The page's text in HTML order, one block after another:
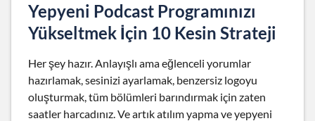
Yepyeni Podcast Programınızı
Yükseltmek İçin 10 Kesin Strateji
Her şey hazır. Anlayışlı ama eğlenceli yorumlar
hazırlamak, sesinizi ayarlamak, benzersiz logoyu
oluşturmak, tüm bölümleri barındırmak için zaten
saatler harcadınız. Ve artık atılım yapma ve yepyeni